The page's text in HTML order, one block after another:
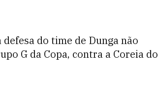
do time de Dunga não
G da Copa, contra a Coreia do